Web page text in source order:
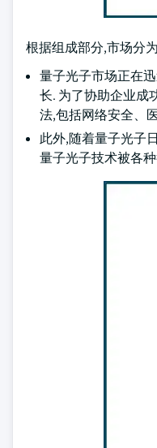
根据组成部分,市场分
量子光子市场正在
长. 为了协助企业成
法,包括网络安全、
此外,随着量子光子
量子光子技术被各